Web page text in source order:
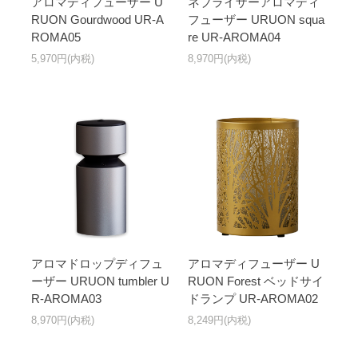
RUON Gourdwood UR-A
ROMA05
5,970円(内税)
フューザー URUON squa
re UR-AROMA04
8,970円(内税)
アロマドロップディフュ
ーザー URUON tumbler U
R-AROMA03
8,970円(内税)
アロマディフューザー U
RUON Forest ベッドサイ
ドランプ UR-AROMA02
8,249円(内税)